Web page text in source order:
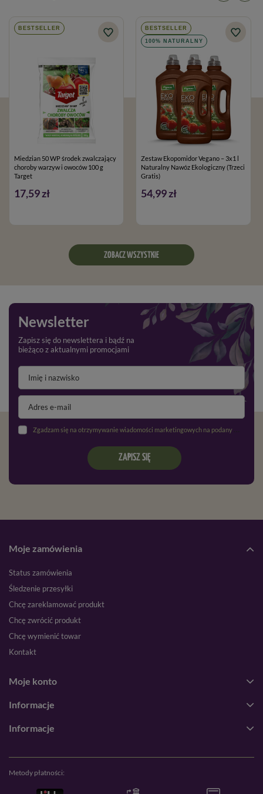
BESTSELLER
Miedzian 50 WP środek zwalczający
choroby warzyw i owoców 100 g
Target
17,59 zł
BESTSELLER
100% NATURALNY
Zestaw Ekopomidor Vegano – 3x1 l
Naturalny Nawóz Ekologiczny (Trzeci
Gratis)
54,99 zł
ZOBACZ WSZYSTKIE
Newsletter
Zapisz się do newslettera i bądź na
bieżąco z aktualnymi promocjami
Zgadzam się na otrzymywanie wiadomości marketingowych na podany adres e-mail oraz przetwarzanie danych osobowych zgodnie z
ZAPISZ SIĘ
Moje zamówienia
Status zamówienia
Śledzenie przesyłki
Chcę zareklamować produkt
Chcę zwrócić produkt
Chcę wymienić towar
Kontakt
Moje konto
Informacje
Informacje
Metody płatności: